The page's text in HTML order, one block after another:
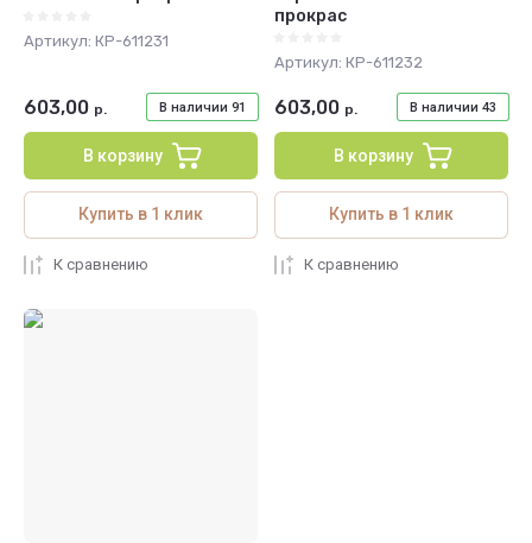
Артикул: КР-611231
В наличии 91
603,00 р.
В корзину
Купить в 1 клик
К сравнению
прокрас
Артикул: КР-611232
В наличии 43
603,00 р.
В корзину
Купить в 1 клик
К сравнению